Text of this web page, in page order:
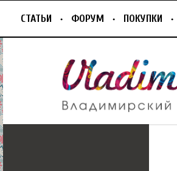
СТАТЬИ ФОРУМ ПОКУПКИ